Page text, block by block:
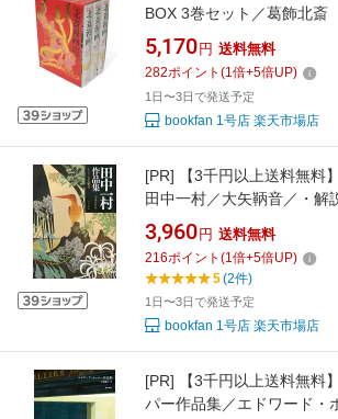
BOX 3巻セット／葛飾北斎
5,170 円 送料無料
282ポイント (1倍+5倍UP)
1日〜3日で発送予定
bookfan 1号店 楽天市場店
[PR]
【3千円以上送料無料
田中一村／大矢鞆音／・解
3,960 円 送料無料
216ポイント (1倍+5倍UP)
5(2件)
1日〜3日で発送予定
bookfan 1号店 楽天市場店
[PR]
【3千円以上送料無料
パー作品集／エドワード・